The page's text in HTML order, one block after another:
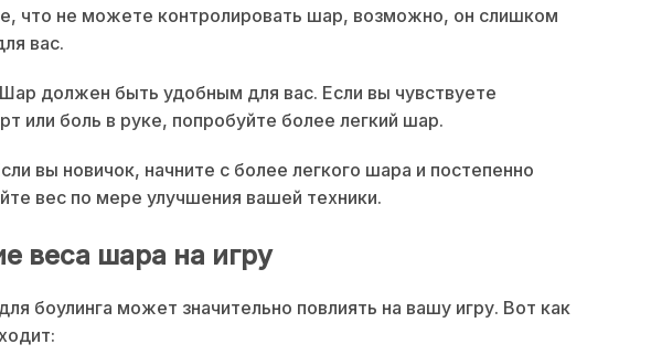
что не можете контролировать шар, возможно, он слишком
вас.
Шар должен быть удобным для вас. Если вы чувствуете
или боль в руке, попробуйте более легкий шар.
вы новичок, начните с более легкого шара и постепенно
вес по мере улучшения вашей техники.
веса шара на игру
боулинга может значительно повлиять на вашу игру. Вот как